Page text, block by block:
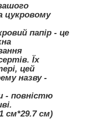
цукровому
папір - це
Їх
цей
назву -
- повністю
см*29.7 см)